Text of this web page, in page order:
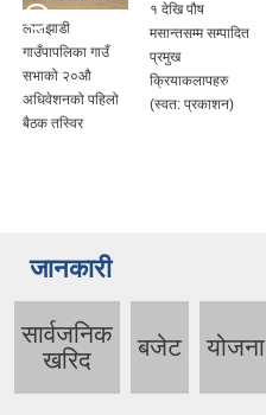
लालझाडी
गाउँपापलिका गाउँ
सभाको २०औ
अधिवेशनको पहिलो
बैठक तस्विर
१ देखि पौष
मसान्तसम्म सम्पादित
प्रमुख
क्रियाकलापहरु
(स्वत: प्रकाशन)
जानकारी
सार्वजनिक
खरिद
बजेट योजना